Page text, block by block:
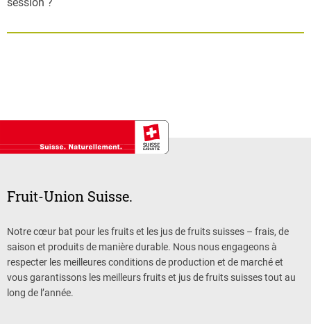
Fruit-Union Suisse.
Notre cœur bat pour les fruits et les jus de fruits suisses – frais, de
saison et produits de manière durable. Nous nous engageons à
respecter les meilleures conditions de production et de marché et
vous garantissons les meilleurs fruits et jus de fruits suisses tout au
long de l’année.